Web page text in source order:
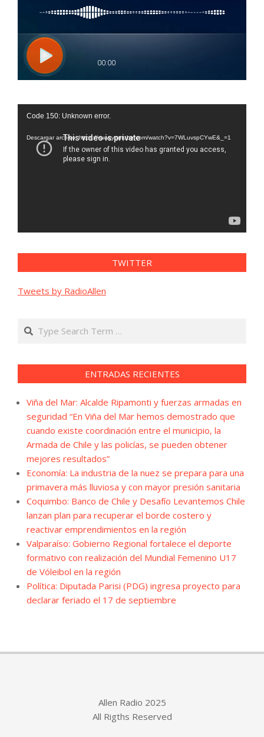
Reproductor
vídeo
Code 150: Unknown error.
Descargar archivo: https://www.youtube.com/watch?v=7WLuvspCYwE&_=1
TWITTER
Tweets by RadioAllen
Search
ENTRADAS RECIENTES
Viña del Mar: Alcalde Ripamonti y fuerzas armadas en
seguridad “En Viña del Mar hemos demostrado que
cuando existe coordinación entre el municipio, la
Armada de Chile y las policías, se pueden obtener
mejores resultados”
Economía: La industria de la nuez se prepara para una
primavera más lluviosa y con mayor presión sanitaria
Coquimbo: Banco de Chile y Desafío Levantemos Chile
lanzan plan para recuperar el borde costero y
reactivar emprendimientos en la región
Valparaíso: Gobierno Regional fortalece el deporte
formativo con realización del Mundial Femenino U17
de Vóleibol en la región
Política: Diputada Parisi (PDG) ingresa proyecto para
declarar feriado el 17 de septiembre
Allen Radio 2025
All Rigths Reserved